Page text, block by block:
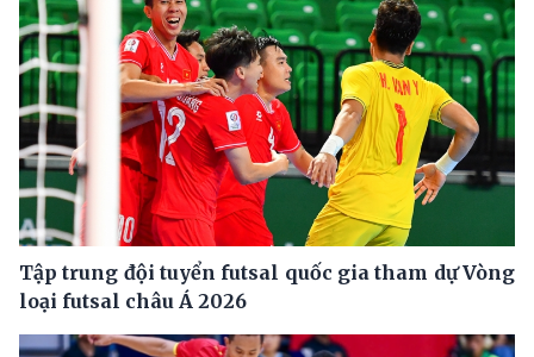
Tập trung đội tuyển futsal quốc gia tham dự Vòng
loại futsal châu Á 2026